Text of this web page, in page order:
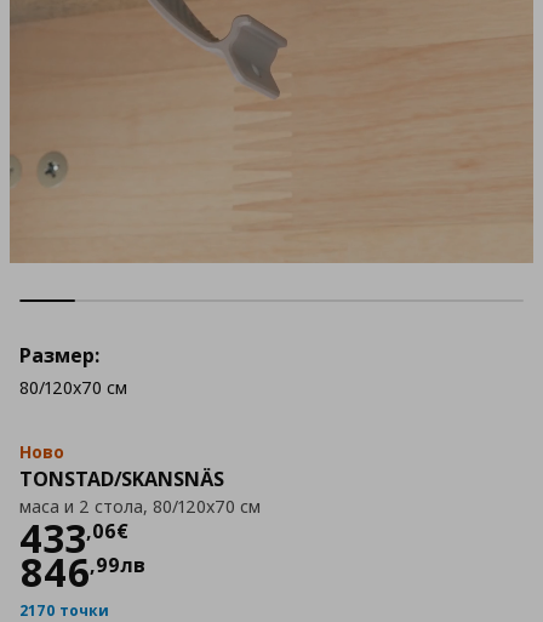
Ново
TONSTAD/SKANSNÄS
маса и 2 стола, 80/120x70 см
433,06€
Цена
846,99лв
2170 точки
Размер:
80/120x70 см